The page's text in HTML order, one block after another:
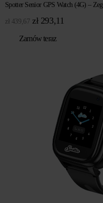
Spotter Senior GPS Watch (4G) –
zł 439,67 Pierwotna
wynosiła:
zł293,11
Zamów teraz